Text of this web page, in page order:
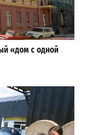
«дом с одной